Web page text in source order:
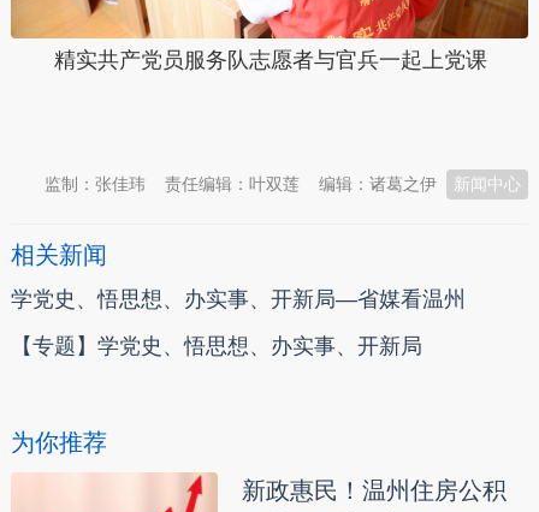
精实共产党员服务队志愿者与官兵一起上党课
新闻中心
编辑：诸葛之伊
责任编辑：叶双莲
监制：张佳玮
相关新闻
学党史、悟思想、办实事、开新局—省媒看温州
【专题】学党史、悟思想、办实事、开新局
为你推荐
新政惠民！温州住房公积